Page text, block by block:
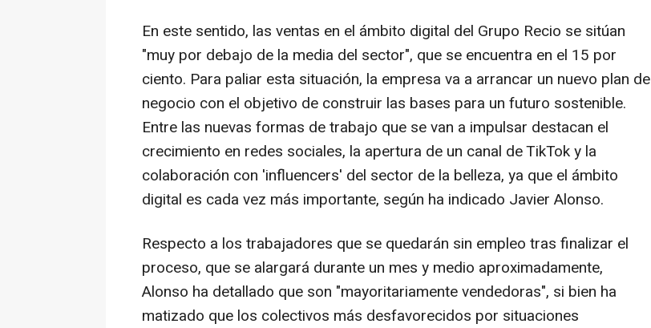
En este sentido, las ventas en el ámbito digital del Grupo Recio se sitúan
"muy por debajo de la media del sector", que se encuentra en el 15 por
ciento. Para paliar esta situación, la empresa va a arrancar un nuevo plan de
negocio con el objetivo de construir las bases para un futuro sostenible.
Entre las nuevas formas de trabajo que se van a impulsar destacan el
crecimiento en redes sociales, la apertura de un canal de TikTok y la
colaboración con 'influencers' del sector de la belleza, ya que el ámbito
digital es cada vez más importante, según ha indicado Javier Alonso.
Respecto a los trabajadores que se quedarán sin empleo tras finalizar el
proceso, que se alargará durante un mes y medio aproximadamente,
Alonso ha detallado que son "mayoritariamente vendedoras", si bien ha
matizado que los colectivos más desfavorecidos por situaciones